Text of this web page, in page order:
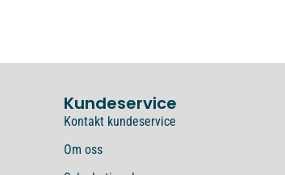
Kundeservice
Kontakt kundeservice
Om oss